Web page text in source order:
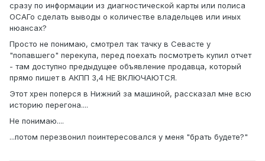
сразу по информации из диагностической карты или полиса
ОСАГо сделать выводы о количестве владельцев или иных
нюансах?
Просто не понимаю, смотрел так тачку в Севасте у
"попавшего" перекупа, перед поехать посмотреть купил отчет
- там доступно предыдущее объявление продавца, который
прямо пишет в АКПП 3,4 НЕ ВКЛЮЧАЮТСЯ.
Этот хрен поперся в Нижний за машиной, рассказал мне всю
историю перегона....
Не понимаю....
...потом перезвонил поинтересовался у меня "брать будете?"